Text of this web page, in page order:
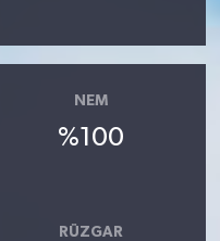
NEM
%100
RÜZGAR